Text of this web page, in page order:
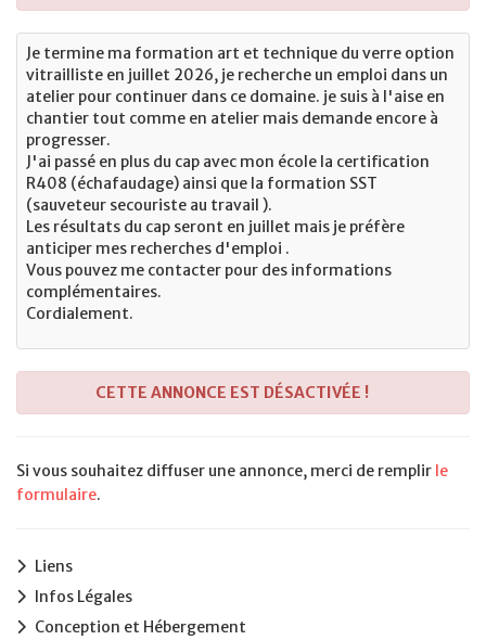
Je termine ma formation art et technique du verre option
vitrailliste en juillet 2026, je recherche un emploi dans un
atelier pour continuer dans ce domaine. je suis à l'aise en
chantier tout comme en atelier mais demande encore à
progresser.
J'ai passé en plus du cap avec mon école la certification
R408 (échafaudage) ainsi que la formation SST
(sauveteur secouriste au travail ).
Les résultats du cap seront en juillet mais je préfère
anticiper mes recherches d'emploi .
Vous pouvez me contacter pour des informations
complémentaires.
Cordialement.
CETTE ANNONCE EST DÉSACTIVÉE !
Si vous souhaitez diffuser une annonce, merci de remplir le
formulaire.
Liens
Infos Légales
Conception et Hébergement